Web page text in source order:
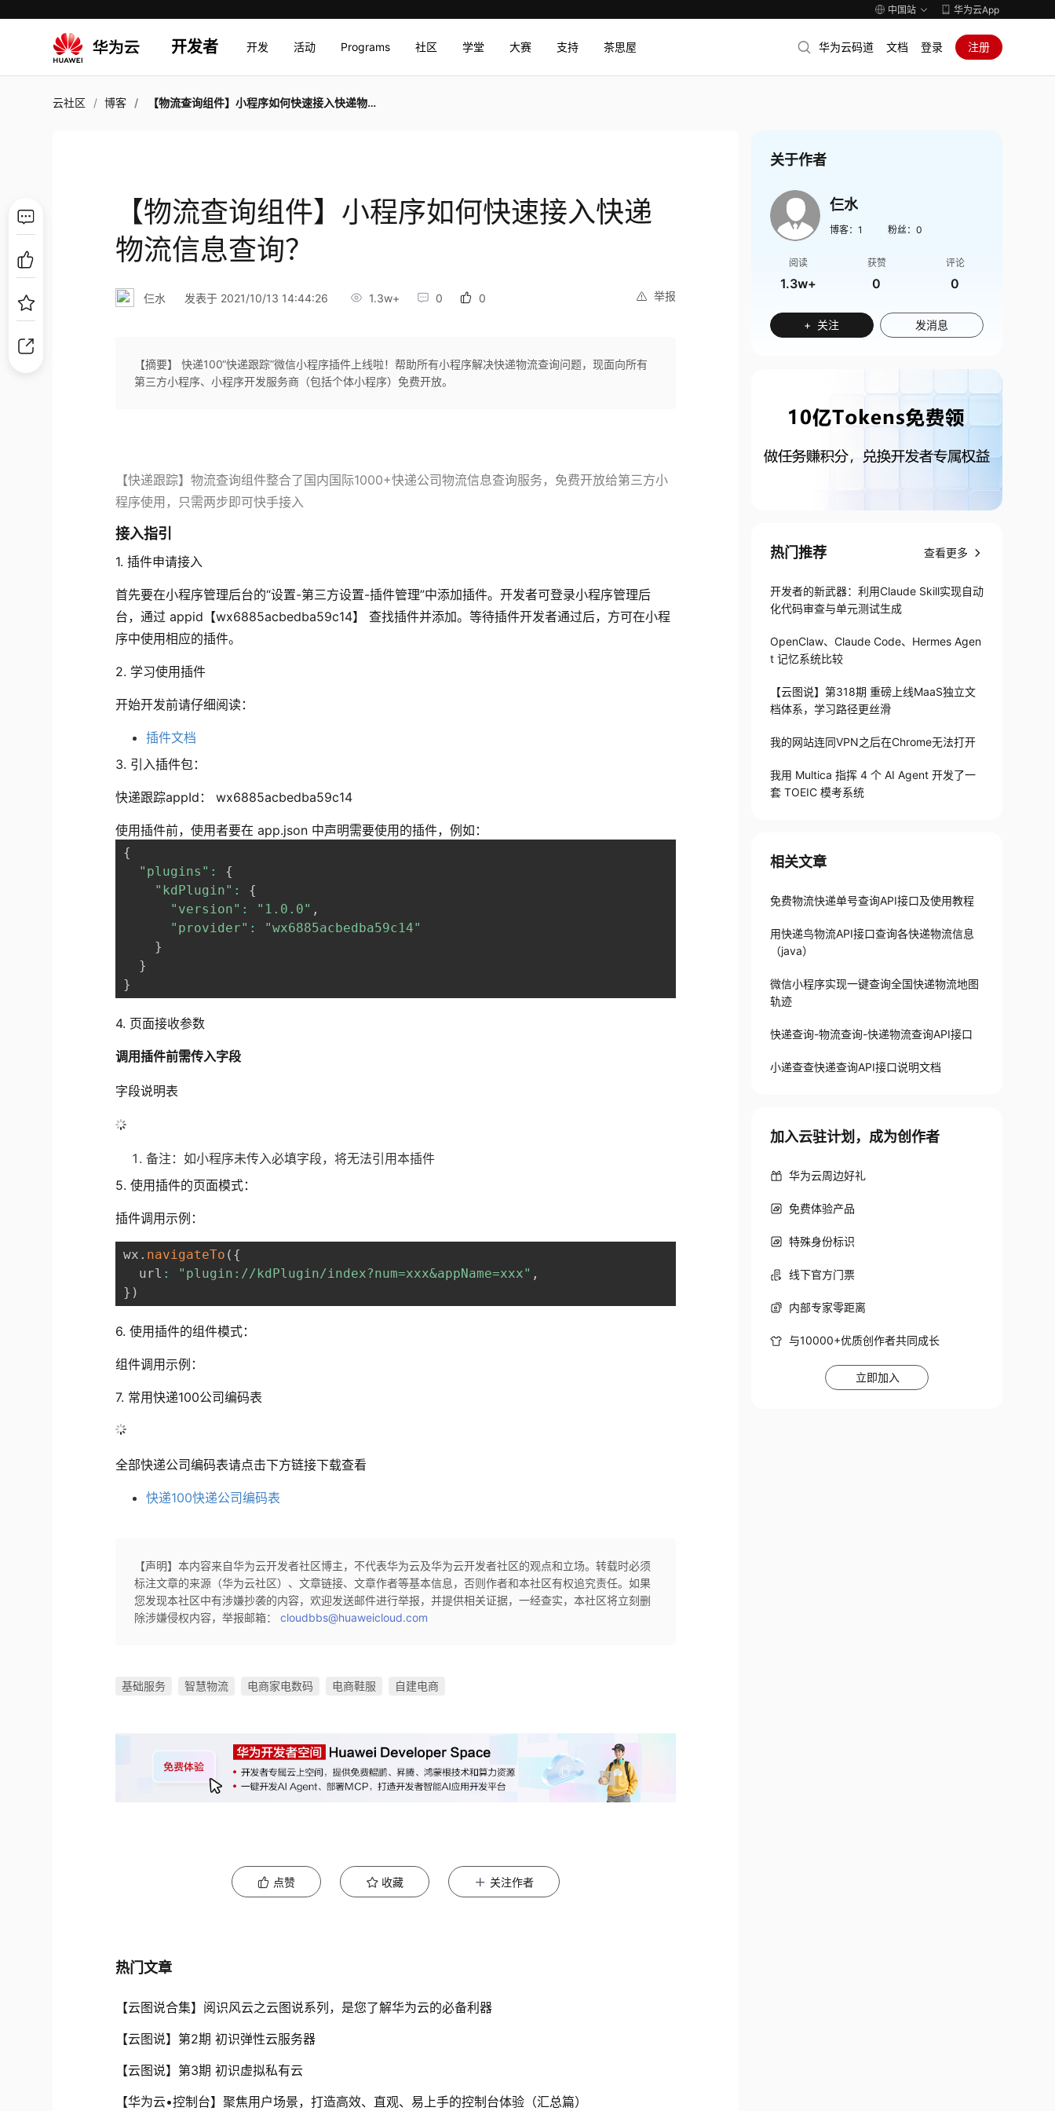
中国站 华为云App
开发者 开发 活动 Programs 社区 学堂 大赛 支持 茶思屋 华为云码道 文档 登录 注册
云社区 博客 【物流查询组件】小程序如何快速接入快递物流信息查询？
【物流查询组件】小程序如何快速接入快递
物流信息查询？
举报
仨水 发表于 2021/10/13 14:44:26 1.3w+ 0 0
【摘要】 快递100“快递跟踪”微信小程序插件上线啦！帮助所有小程序解决快递物流查询问题，现面向所有
第三方小程序、小程序开发服务商（包括个体小程序）免费开放。
【快递跟踪】物流查询组件整合了国内国际1000+快递公司物流信息查询服务，免费开放给第三方小
程序使用，只需两步即可快手接入
接入指引
1. 插件申请接入
首先要在小程序管理后台的“设置-第三方设置-插件管理”中添加插件。开发者可登录小程序管理后
台，通过 appid【wx6885acbedba59c14】 查找插件并添加。等待插件开发者通过后，方可在小程
序中使用相应的插件。
2. 学习使用插件
开始开发前请仔细阅读：
插件文档
3. 引入插件包：
快递跟踪appId： wx6885acbedba59c14
使用插件前，使用者要在 app.json 中声明需要使用的插件，例如：
{
"plugins" :
{
"kdPlugin" :
{
"version" : "1.0.0" ,
"provider" :
"wx6885acbedba59c14"
}
}
}
4. 页面接收参数
调用插件前需传入字段
字段说明表
备注：如小程序未传入必填字段，将无法引用本插件
5. 使用插件的页面模式：
插件调用示例：
wx . navigateTo ( {
  url
: "plugin://kdPlugin/index?num=xxx&appName=xxx" ,
} )
6. 使用插件的组件模式：
组件调用示例：
7. 常用快递100公司编码表
全部快递公司编码表请点击下方链接下载查看
快递100快递公司编码表
【声明】本内容来自华为云开发者社区博主，不代表华为云及华为云开发者社区的观点和立场。转载时必须
标注文章的来源（华为云社区）、文章链接、文章作者等基本信息，否则作者和本社区有权追究责任。如果
您发现本社区中有涉嫌抄袭的内容，欢迎发送邮件进行举报，并提供相关证据，一经查实，本社区将立刻删
除涉嫌侵权内容，举报邮箱：cloudbbs@huaweicloud.com
基础服务 智慧物流 电商家电数码 电商鞋服 自建电商
点赞 收藏 关注作者
热门文章
【云图说合集】阅识风云之云图说系列，是您了解华为云的必备利器
【云图说】第2期 初识弹性云服务器
【云图说】第3期 初识虚拟私有云
【华为云•控制台】聚焦用户场景，打造高效、直观、易上手的控制台体验（汇总篇）
关于作者
仨水
博客： 1 粉丝： 0
阅读
1.3w+
获赞
0
评论
0
+ 关注 发消息
热门推荐 查看更多
开发者的新武器：利用Claude Skill实现自动
化代码审查与单元测试生成
OpenClaw、Claude Code、Hermes Agen
t 记忆系统比较
【云图说】第318期 重磅上线MaaS独立文
档体系，学习路径更丝滑
我的网站连同VPN之后在Chrome无法打开
我用 Multica 指挥 4 个 AI Agent 开发了一
套 TOEIC 模考系统
相关文章
免费物流快递单号查询API接口及使用教程
用快递鸟物流API接口查询各快递物流信息
（java）
微信小程序实现一键查询全国快递物流地图
轨迹
快递查询-物流查询-快递物流查询API接口
小递查查快递查询API接口说明文档
加入云驻计划，成为创作者
华为云周边好礼
免费体验产品
特殊身份标识
线下官方门票
内部专家零距离
与10000+优质创作者共同成长
立即加入